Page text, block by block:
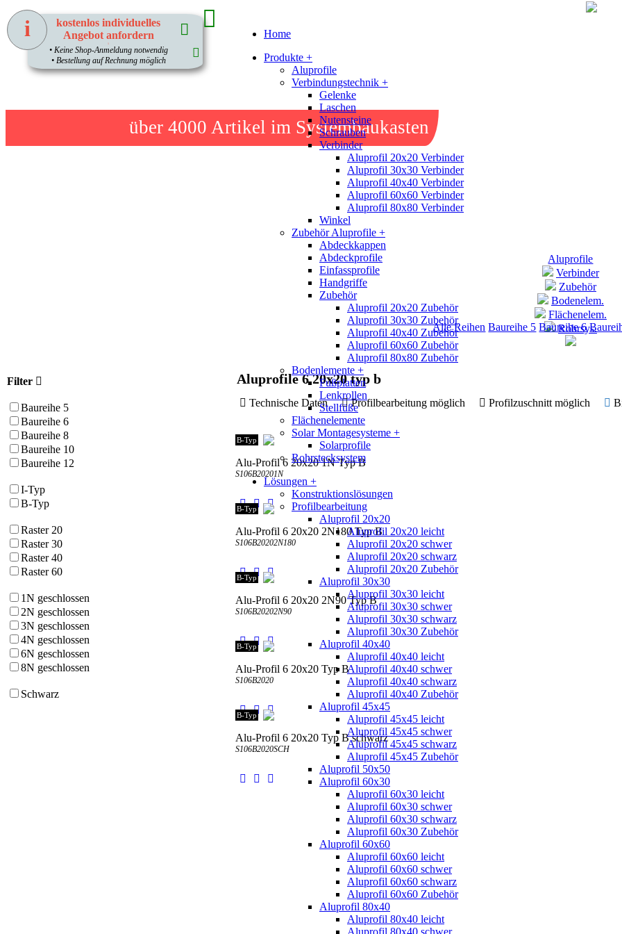
über 4000 Artikel im Systembaukasten
Home
Produkte +
Aluprofile
Verbindungstechnik +
Gelenke
Laschen
Nutensteine
Schrauben
Verbinder
Aluprofil 20x20 Verbinder
Aluprofil 30x30 Verbinder
Aluprofil 40x40 Verbinder
Aluprofil 60x60 Verbinder
Aluprofil 80x80 Verbinder
Winkel
Zubehör Aluprofile +
Abdeckkappen
Abdeckprofile
Einfassprofile
Handgriffe
Zubehör
Aluprofil 20x20 Zubehör
Aluprofil 30x30 Zubehör
Aluprofil 40x40 Zubehör
Aluprofil 60x60 Zubehör
Aluprofil 80x80 Zubehör
Bodenlemente +
Fußplatten
Lenkrollen
Stellfüße
Flächenelemente
Solar Montagesysteme +
Solarprofile
Rohrstecksystem
Lösungen +
Konstruktionslösungen
Profilbearbeitung
Aluprofil 20x20
Aluprofil 20x20 leicht
Aluprofil 20x20 schwer
Aluprofil 20x20 schwarz
Aluprofil 20x20 Zubehör
Aluprofil 30x30
Aluprofil 30x30 leicht
Aluprofil 30x30 schwer
Aluprofil 30x30 schwarz
Aluprofil 30x30 Zubehör
Aluprofil 40x40
Aluprofil 40x40 leicht
Aluprofil 40x40 schwer
Aluprofil 40x40 schwarz
Aluprofil 40x40 Zubehör
Aluprofil 45x45
Aluprofil 45x45 leicht
Aluprofil 45x45 schwer
Aluprofil 45x45 schwarz
Aluprofil 45x45 Zubehör
Aluprofil 50x50
Aluprofil 60x30
Aluprofil 60x30 leicht
Aluprofil 60x30 schwer
Aluprofil 60x30 schwarz
Aluprofil 60x30 Zubehör
Aluprofil 60x60
Aluprofil 60x60 leicht
Aluprofil 60x60 schwer
Aluprofil 60x60 schwarz
Aluprofil 60x60 Zubehör
Aluprofil 80x40
Aluprofil 80x40 leicht
Aluprofil 80x40 schwer
Aluprofile
Verbinder
Zubehör
Bodenelem.
Flächenelem.
Rohrsys.
Alle Reihen Baureihe 5 Baureihe 6
Aluprofile 6 20x20 typ b
Technische Daten Profilbearbeitung möglich Profilzuschnitt möglich
Alu-Profil 6 20x20 1N Typ B
S106B20201N
B-Typ
Alu-Profil 6 20x20 2N180 Typ B
S106B20202N180
B-Typ
Alu-Profil 6 20x20 2N90 Typ B
S106B20202N90
B-Typ
Alu-Profil 6 20x20 Typ B
S106B2020
B-Typ
Alu-Profil 6 20x20 Typ B schwarz
S106B2020SCH
B-Typ
Filter
Baureihe 5
Baureihe 6
Baureihe 8
Baureihe 10
Baureihe 12
I-Typ
B-Typ
Raster 20
Raster 30
Raster 40
Raster 60
1N geschlossen
2N geschlossen
3N geschlossen
4N geschlossen
6N geschlossen
8N geschlossen
Schwarz
kostenlos individuelles
Angebot anfordern
1
• Keine Shop-Anmeldung notwendig
• Bestellung auf Rechnung möglich
i